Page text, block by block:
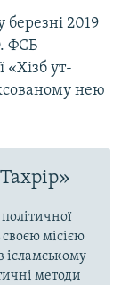
720p
1080p
2019
ФСБ
«Хізб ут-
нею
своєю місією
ісламському
методи